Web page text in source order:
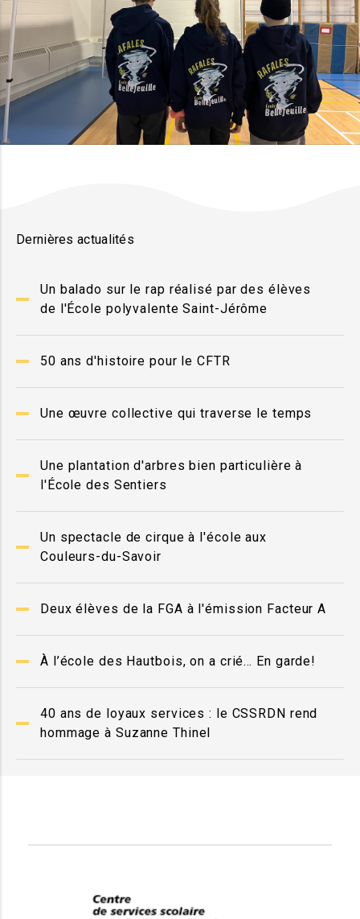
Dernières actualités
Un balado sur le rap réalisé par des élèves
de l'École polyvalente Saint-Jérôme
50 ans d'histoire pour le CFTR
Une œuvre collective qui traverse le temps
Une plantation d'arbres bien particulière à
l'École des Sentiers
Un spectacle de cirque à l'école aux
Couleurs-du-Savoir
Deux élèves de la FGA à l'émission Facteur A
À l’école des Hautbois, on a crié… En garde!
40 ans de loyaux services : le CSSRDN rend
hommage à Suzanne Thinel